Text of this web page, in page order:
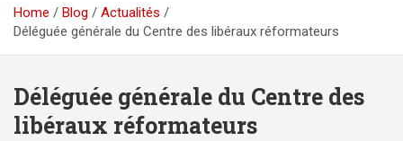
Home Blog
Actualités
Déléguée générale du Centre des libéraux réformateurs
Déléguée générale du Centre des
libéraux réformateurs